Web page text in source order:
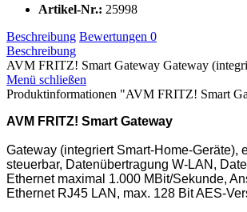
Artikel-Nr.: 25998
Beschreibung Bewertungen 0
Beschreibung
AVM FRITZ! Smart Gateway Gateway
Menü schließen
Produktinformationen "AVM FRITZ! Smart
AVM FRITZ! Smart Gateway
Gateway (integriert Smart-Home-Geräte),
steuerbar, Datenübertragung W-LAN,
Ethernet maximal 1.000 MBit/Sekunde,
Ethernet RJ45 LAN, max. 128 Bit AES-